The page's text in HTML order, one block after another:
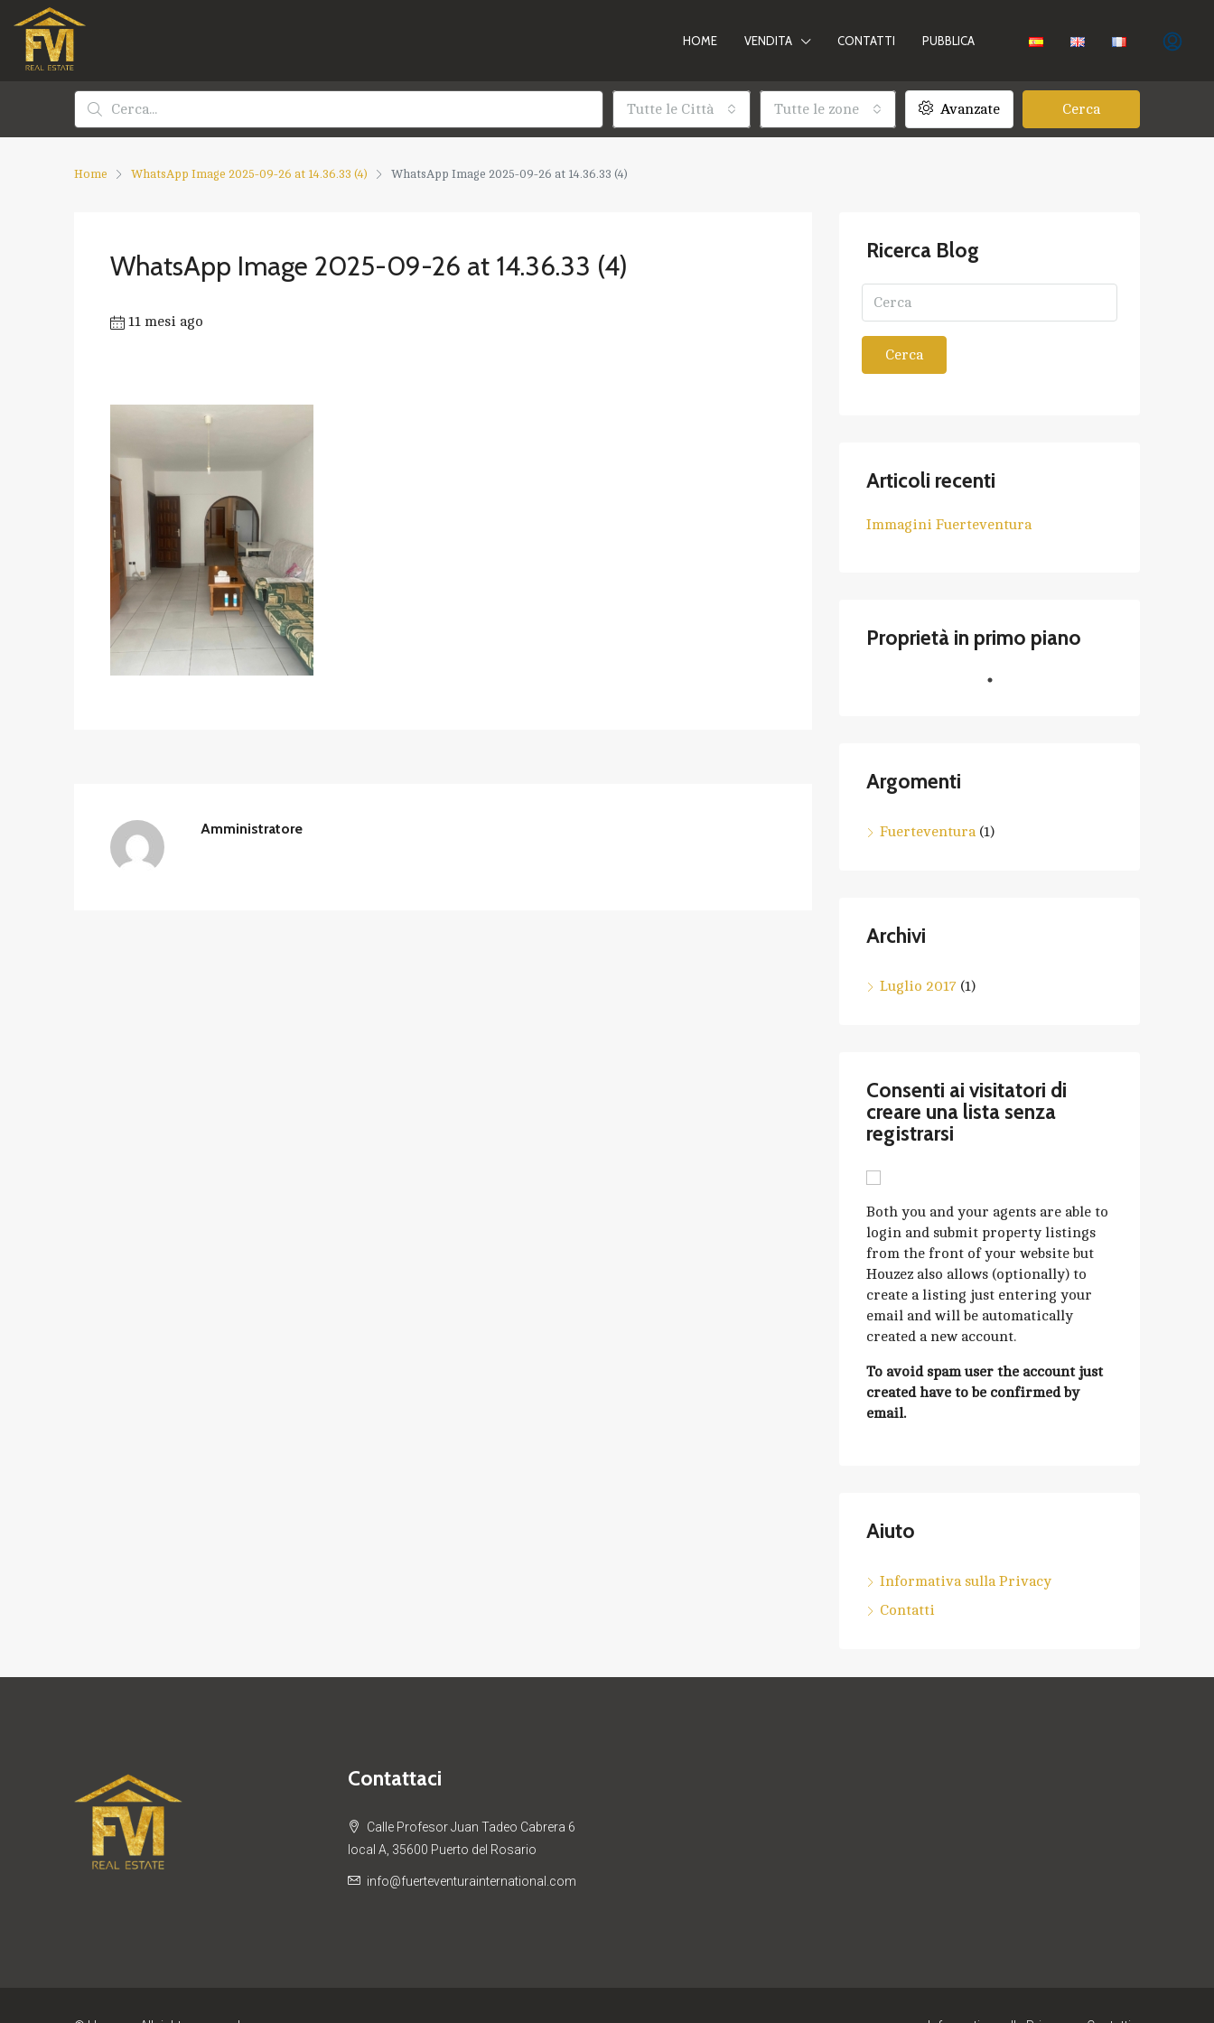
HOME VENDITA CONTATTI PUBBLICA
Tutte le Città Tutte le zone Avanzate Cerca
Home WhatsApp Image 2025-09-26 at 14.36.33 (4) WhatsApp Image 2025-09-26 at 14.36.33 (4)
WhatsApp Image 2025-09-26 at 14.36.33 (4)
11 mesi ago
Amministratore
Ricerca Blog
Cerca
Articoli recenti
Immagini Fuerteventura
Proprietà in primo piano
Argomenti
Fuerteventura(1)
Archivi
Luglio 2017 (1)
Consenti ai visitatori di
creare una lista senza
registrarsi
Both you and your agents are able to
login and submit property listings
from the front of your website but
Houzez also allows (optionally) to
create a listing just entering your
email and will be automatically
created a new account.
To avoid spam user the account just
created have to be confirmed by
email.
Aiuto
Informativa sulla Privacy
Contatti
Contattaci
Calle Profesor Juan Tadeo Cabrera 6
local A, 35600 Puerto del Rosario
info@fuerteventurainternational.com